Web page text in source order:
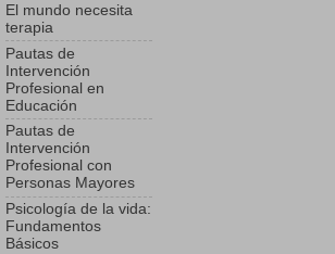
El mundo necesita
terapia
Pautas de
Intervención
Profesional en
Educación
Pautas de
Intervención
Profesional con
Personas Mayores
Psicología de la vida:
Fundamentos
Básicos